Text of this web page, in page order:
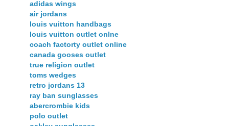
adidas wings
air jordans
louis vuitton handbags
louis vuitton outlet onlne
coach factorty outlet online
canada gooses outlet
true religion outlet
toms wedges
retro jordans 13
ray ban sunglasses
abercrombie kids
polo outlet